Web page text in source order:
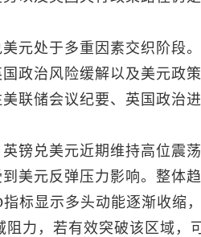
元处于多重因素交织阶段
政治风险缓解以及美元政
联储会议纪要、英国政治
英镑兑美元近期维持高位震
美元反弹压力影响。整体
标显示多头动能逐渐收缩
阻力，若有效突破该区域，